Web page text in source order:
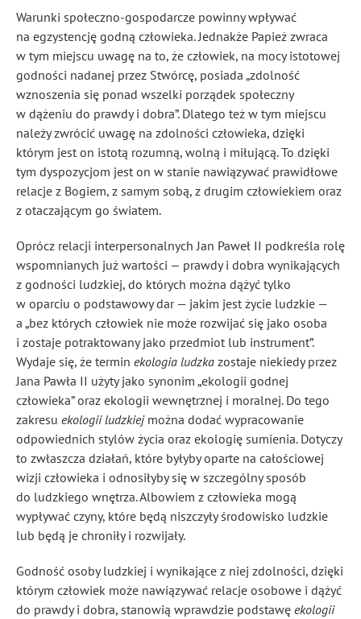
Warunki społeczno-gospodarcze powinny wpływać
na egzystencję godną człowieka. Jednakże Papież zwraca
w tym miejscu uwagę na to, że człowiek, na mocy istotowej
godności nadanej przez Stwórcę, posiada „zdolność
wznoszenia się ponad wszelki porządek społeczny
w dążeniu do prawdy i dobra”. Dlatego też w tym miejscu
należy zwrócić uwagę na zdolności człowieka, dzięki
którym jest on istotą rozumną, wolną i miłującą. To dzięki
tym dyspozycjom jest on w stanie nawiązywać prawidłowe
relacje z Bogiem, z samym sobą, z drugim człowiekiem oraz
z otaczającym go światem.
Oprócz relacji interpersonalnych Jan Paweł II podkreśla rolę
wspomnianych już wartości — prawdy i dobra wynikających
z godności ludzkiej, do których można dążyć tylko
w oparciu o podstawowy dar — jakim jest życie ludzkie —
a „bez których człowiek nie może rozwijać się jako osoba
i zostaje potraktowany jako przedmiot lub instrument”.
Wydaje się, że termin ekologia ludzka zostaje niekiedy przez
Jana Pawła II użyty jako synonim „ekologii godnej
człowieka” oraz ekologii wewnętrznej i moralnej. Do tego
zakresu ekologii ludzkiejmożna dodać wypracowanie
odpowiednich stylów życia oraz ekologię sumienia. Dotyczy
to zwłaszcza działań, które byłyby oparte na całościowej
wizji człowieka i odnosiłyby się w szczególny sposób
do ludzkiego wnętrza. Albowiem z człowieka mogą
wypływać czyny, które będą niszczyły środowisko ludzkie
lub będą je chroniły i rozwijały.
Godność osoby ludzkiej i wynikające z niej zdolności, dzięki
którym człowiek może nawiązywać relacje osobowe i dążyć
do prawdy i dobra, stanowią wprawdzie podstawę ekologii